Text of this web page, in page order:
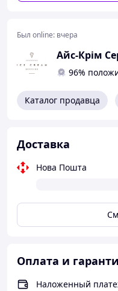
Был online: вчера
Айс-Крім
96%
Каталог продавца
Доставка
Нова Пошта
Оплата и
Наложенный